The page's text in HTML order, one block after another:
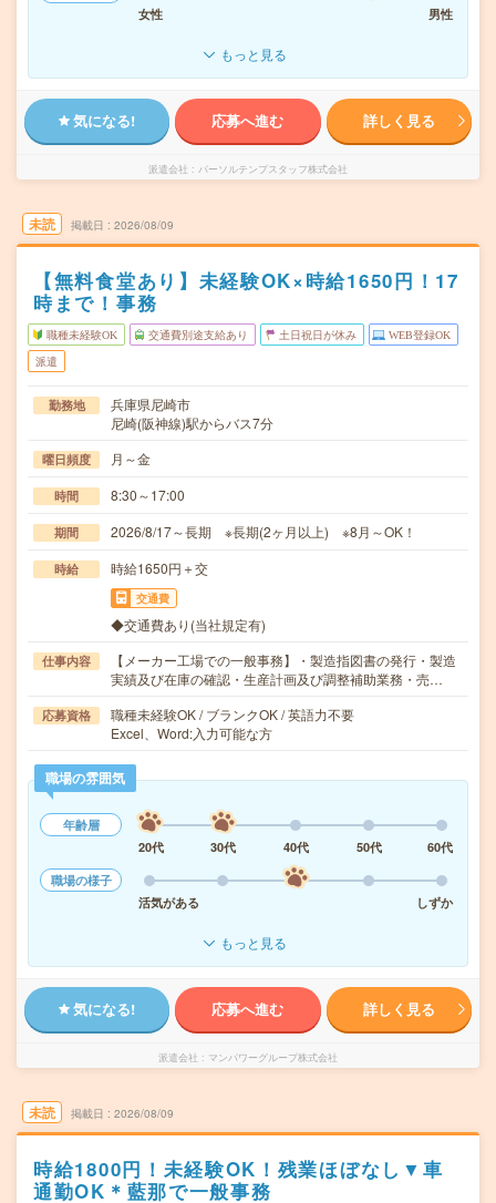
女性
男性
もっと見る
気になる! 応募へ進む 詳しく見る
派遣会社 パーソルテンプスタッフ株式会社
未読 掲載日 2026/08/09
【無料食堂あり】未経験OK×時給1650円！17
時まで！事務
職種未経験OK 交通費別途支給あり 土日祝日が休み WEB登録OK
派遣
勤務地
兵庫県尼崎市
尼崎(阪神線)駅からバス7分
曜日頻度 月～金
時間 8:30～17:00
期間 2026/8/17～長期 ※長期(2ヶ月以上) ※8月～OK！
時給 時給1650円＋交
交通費
◆交通費あり(当社規定有)
仕事内容
【メーカー工場での一般事務】・製造指図書の発行・製造
実績及び在庫の確認・生産計画及び調整補助業務・売…
応募資格
職種未経験OK / ブランクOK / 英語力不要
Excel、Word:入力可能な方
職場の雰囲気
年齢層
20代
30代 40代 50代
60代
職場の様子
活気がある
しずか
もっと見る
気になる! 応募へ進む 詳しく見る
派遣会社 マンパワーグループ株式会社
未読 掲載日 2026/08/09
時給1800円！未経験OK！残業ほぼなし▼車
通勤OK＊藍那で一般事務